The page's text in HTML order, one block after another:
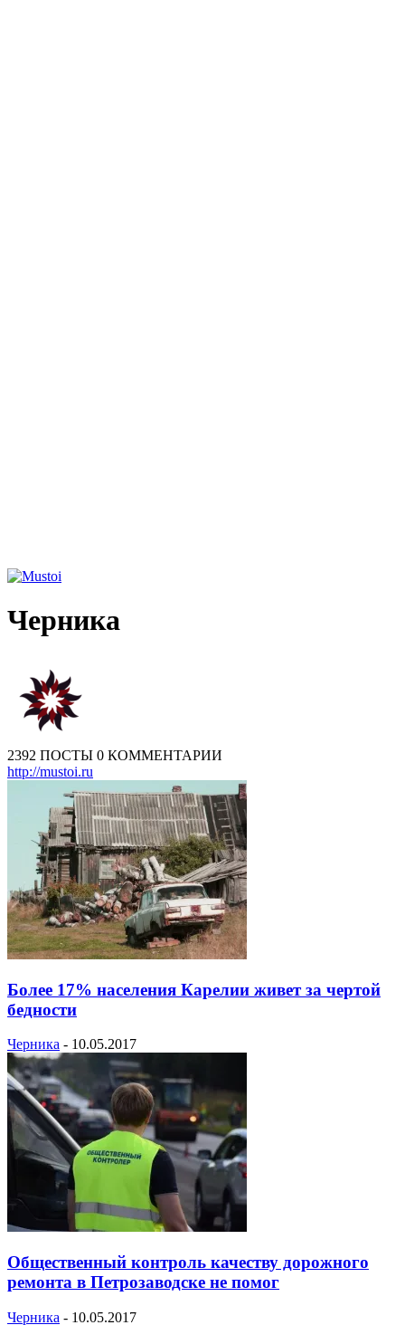
Черника
2392 ПОСТЫ 0 КОММЕНТАРИИ
http://mustoi.ru
Более 17% населения Карелии живет за чертой
бедности
Черника - 10.05.2017
Общественный контроль качеству дорожного
ремонта в Петрозаводске не помог
Черника - 10.05.2017